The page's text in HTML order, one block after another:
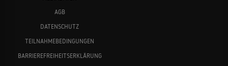
AGB
DATENSCHUTZ
TEILNAHMEBEDINGUNGEN
BARRIEREFREIHEITSERKLÄRUNG